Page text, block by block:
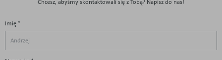
Chcesz, abyśmy skontaktowali się z Tobą? Napisz do nas!
Imię *